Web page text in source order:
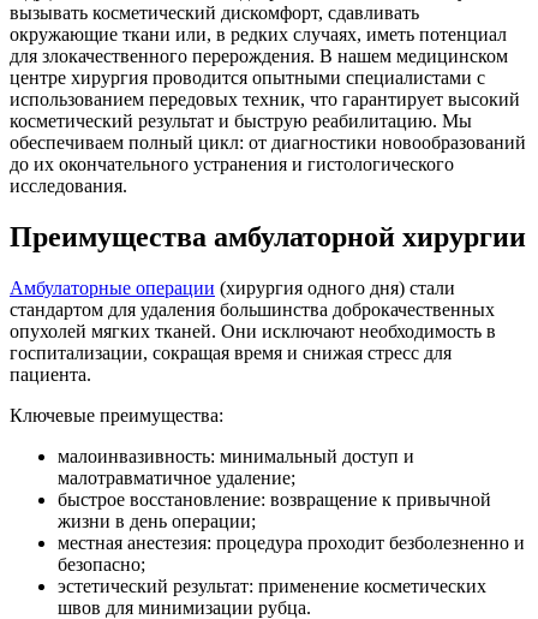
вызывать косметический дискомфорт, сдавливать
окружающие ткани или, в редких случаях, иметь потенциал
для злокачественного перерождения. В нашем медицинском
центре хирургия проводится опытными специалистами с
использованием передовых техник, что гарантирует высокий
косметический результат и быструю реабилитацию. Мы
обеспечиваем полный цикл: от диагностики новообразований
до их окончательного устранения и гистологического
исследования.
Преимущества амбулаторной хирургии
Амбулаторные операции (хирургия одного дня) стали
стандартом для удаления большинства доброкачественных
опухолей мягких тканей. Они исключают необходимость в
госпитализации, сокращая время и снижая стресс для
пациента.
Ключевые преимущества:
малоинвазивность: минимальный доступ и
малотравматичное удаление;
быстрое восстановление: возвращение к привычной
жизни в день операции;
местная анестезия: процедура проходит безболезненно и
безопасно;
эстетический результат: применение косметических
швов для минимизации рубца.